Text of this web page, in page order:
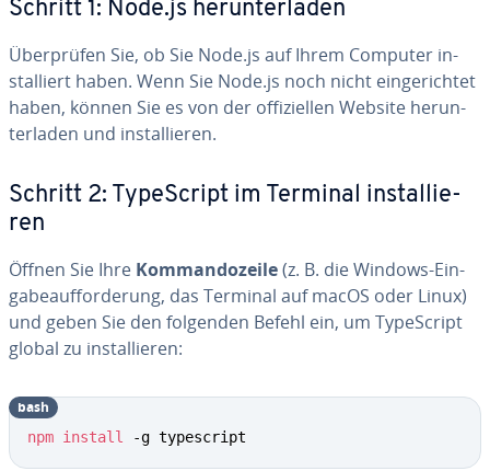
Schritt 1: Node.js her­un­ter­la­den
Über­prü­fen Sie, ob Sie Node.js auf Ihrem Computer in­
stal­liert haben. Wenn Sie Node.js noch nicht ein­ge­rich­tet
haben, können Sie es von der of­fi­zi­el­len Website her­un­
ter­la­den und in­stal­lie­ren.
Schritt 2: Ty­pe­Script im Terminal in­stal­lie­
ren
Öffnen Sie Ihre Kom­man­do­zei­le(z. B. die Windows-Ein­
ga­be­auf­for­de­rung, das Terminal auf macOS oder Linux)
und geben Sie den folgenden Befehl ein, um Ty­pe­Script
global zu in­stal­lie­ren:
npm install -g typescript
bash